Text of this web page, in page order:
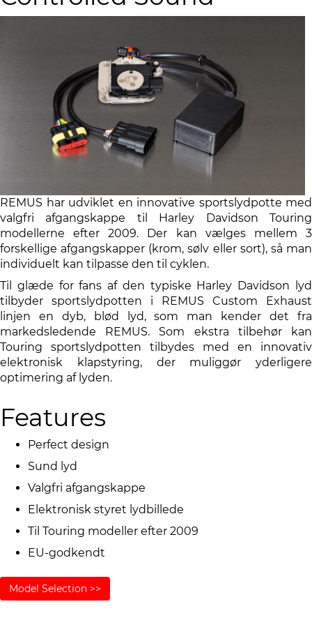
REMUS har udviklet en innovative sportslydpotte med
valgfri afgangskappe til Harley Davidson Touring
modellerne efter 2009. Der kan vælges mellem 3
forskellige afgangskapper (krom, sølv eller sort), så man
individuelt kan tilpasse den til cyklen.
Til glæde for fans af den typiske Harley Davidson lyd
tilbyder sportslydpotten i REMUS Custom Exhaust
linjen en dyb, blød lyd, som man kender det fra
markedsledende REMUS. Som ekstra tilbehør kan
Touring sportslydpotten tilbydes med en innovativ
elektronisk klapstyring, der muliggør yderligere
optimering af lyden.
Features
Perfect design
Sund lyd
Valgfri afgangskappe
Elektronisk styret lydbillede
Til Touring modeller efter 2009
EU-godkendt
Model Selection >>